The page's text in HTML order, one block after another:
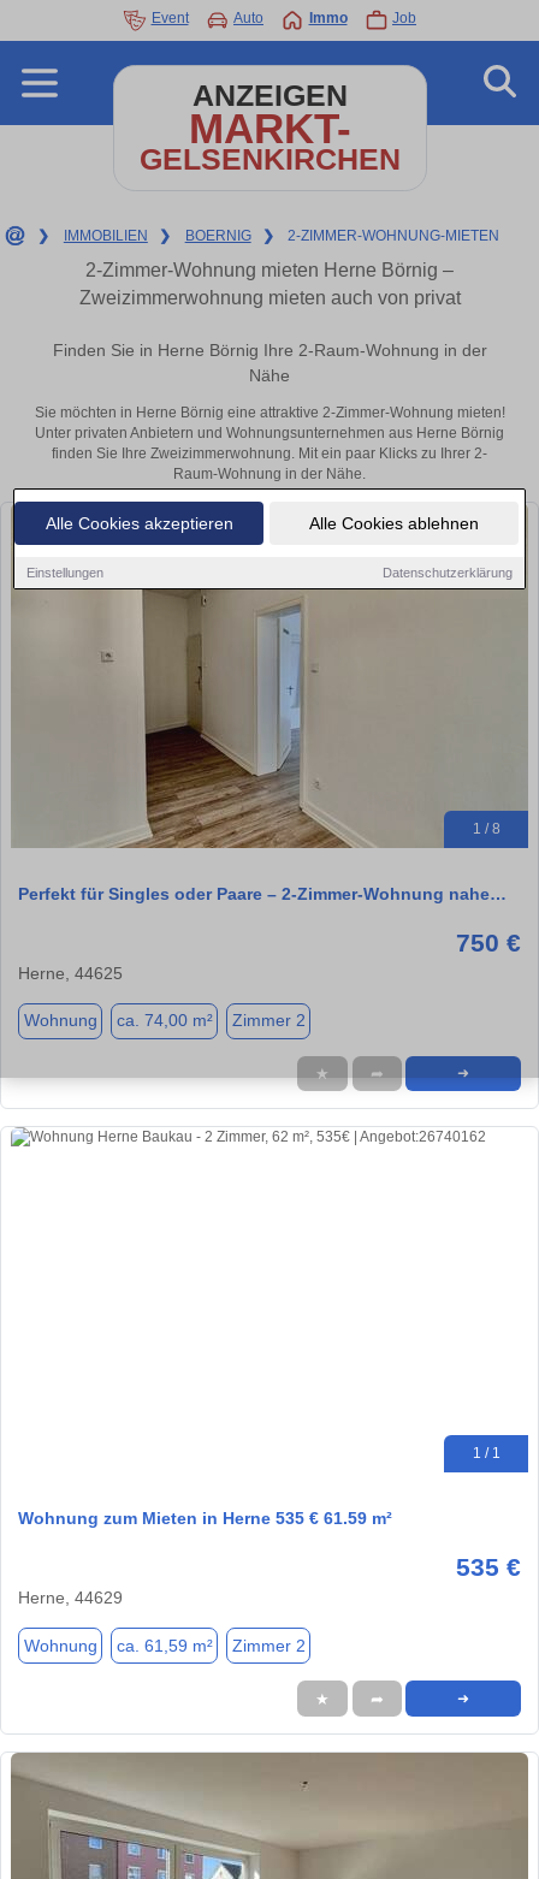
Alle Cookies akzeptieren Alle Cookies ablehnen
Einstellungen Datenschutzerklärung
Event Auto Immo Job
ANZEIGEN
MARKT-
GELSENKIRCHEN
❯ IMMOBILIEN ❯ BOERNIG ❯ 2-ZIMMER-WOHNUNG-MIETEN
2-Zimmer-Wohnung mieten Herne Börnig –
Zweizimmerwohnung mieten auch von privat
Finden Sie in Herne Börnig Ihre 2-Raum-Wohnung in der
Nähe
Sie möchten in Herne Börnig eine attraktive 2-Zimmer-Wohnung mieten!
Unter privaten Anbietern und Wohnungsunternehmen aus Herne Börnig
finden Sie Ihre Zweizimmerwohnung. Mit ein paar Klicks zu Ihrer 2-
Raum-Wohnung in der Nähe.
1 / 8
Perfekt für Singles oder Paare – 2-Zimmer-Wohnung nahe…
750 €
Herne, 44625
Wohnung ca. 74,00 m² Zimmer 2
★ ➦ ➜
1 / 1
Wohnung zum Mieten in Herne 535 € 61.59 m²
535 €
Herne, 44629
Wohnung ca. 61,59 m² Zimmer 2
★ ➦ ➜